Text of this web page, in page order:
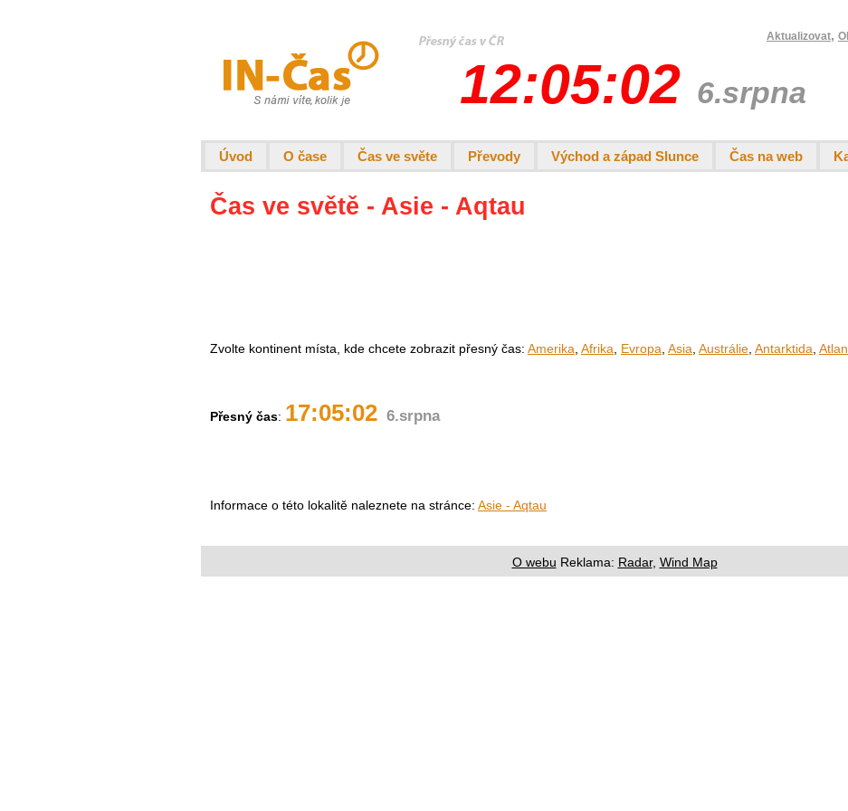
Aktualizovat,
12:05:02 6.srpna
Úvod O čase Čas ve světe Převody Východ a západ Slunce Čas na web
Čas ve světě - Asie - Aqtau
Zvolte kontinent místa, kde chcete zobrazit přesný čas: Amerika, Afrika, Evropa, Asia, Austrálie, Antarktida,
Přesný čas: 17:05:02 6.srpna
Informace o této lokalitě naleznete na stránce: Asie - Aqtau
O webu Reklama: Radar, Wind Map